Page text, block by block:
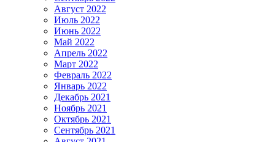
Август 2022
Июль 2022
Июнь 2022
Май 2022
Апрель 2022
Март 2022
Февраль 2022
Январь 2022
Декабрь 2021
Ноябрь 2021
Октябрь 2021
Сентябрь 2021